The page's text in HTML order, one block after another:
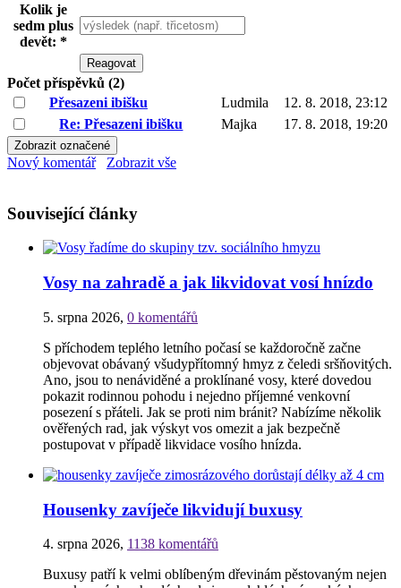
Kolik je
sedm plus
devět: *
Počet příspěvků (2)
Přesazeni ibišku
Ludmila
12. 8. 2018, 23:12
Re: Přesazeni ibišku
Majka 17. 8. 2018, 19:20
Nový komentář Zobrazit vše
Související články
Vosy na zahradě a jak likvidovat vosí hnízdo
5. srpna 2026, 0 komentářů
S příchodem teplého letního počasí se každoročně začne
objevovat obávaný všudypřítomný hmyz z čeledi sršňovitých.
Ano, jsou to nenáviděné a proklínané vosy, které dovedou
pokazit rodinnou pohodu i nejedno příjemné venkovní
posezení s přáteli. Jak se proti nim bránit? Nabízíme několik
ověřených rad, jak výskyt vos omezit a jak bezpečně
postupovat v případě likvidace vosího hnízda.
Housenky zavíječe likvidují buxusy
4. srpna 2026, 1138 komentářů
Buxusy patří k velmi oblíbeným dřevinám pěstovaným nejen